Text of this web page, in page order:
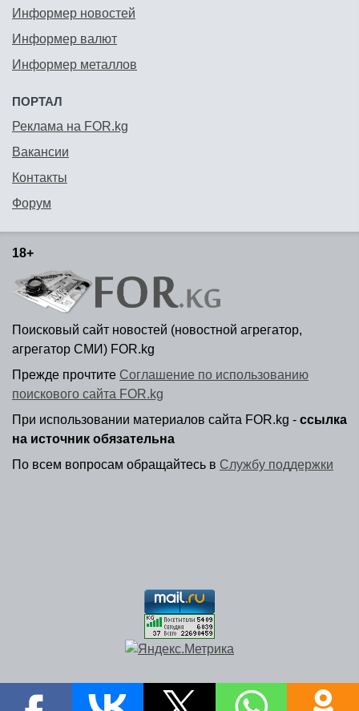
Информер новостей
Информер валют
Информер металлов
ПОРТАЛ
Реклама на FOR.kg
Вакансии
Контакты
Форум
18+
Поисковый сайт новостей (новостной агрегатор,
агрегатор СМИ) FOR.kg
Прежде прочтите Соглашение по использованию
поискового сайта FOR.kg
При использовании материалов сайта FOR.kg - ссылка
на источник обязательна
По всем вопросам обращайтесь в Службу поддержки